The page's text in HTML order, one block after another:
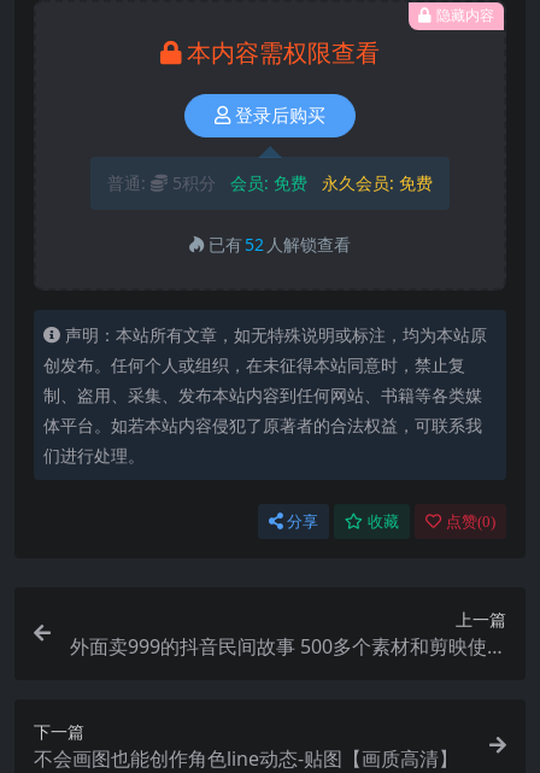
隐藏内容
本内容需权限查看
登录后购买
普通: 5积分 会员: 免费 永久会员: 免费
已有52 人解锁查看
声明：本站所有文章，如无特殊说明或标注，均为本站原
创发布。任何个人或组织，在未征得本站同意时，禁止复
制、盗用、采集、发布本站内容到任何网站、书籍等各类媒
体平台。如若本站内容侵犯了原著者的合法权益，可联系我
们进行处理。
分享 收藏 点赞(0)
上一篇
外面卖999的抖音民间故事 500多个素材和剪映使用
下一篇
不会画图也能创作角色line动态-贴图【画质高清】